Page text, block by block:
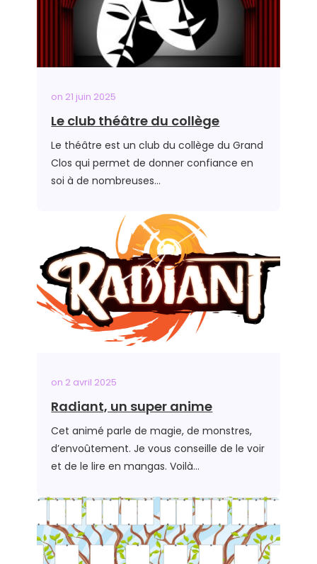
on 21 juin 2025
Le club théâtre du collège
Le théâtre est un club du collège du Grand
Clos qui permet de donner confiance en
soi à de nombreuses…
on 2 avril 2025
Radiant, un super anime
Cet animé parle de magie, de monstres,
d’envoûtement. Je vous conseille de le voir
et de le lire en mangas. Voilà…